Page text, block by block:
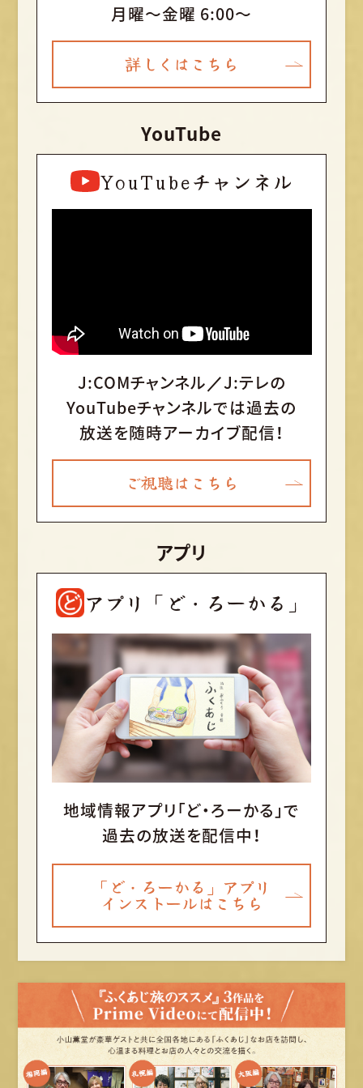
月曜〜金曜 6:00～
詳しくはこちら
YouTube
YouTubeチャンネル
J:COMチャンネル／J:テレの
YouTubeチャンネルでは過去の
放送を随時アーカイブ配信！
ご視聴はこちら
アプリ
アプリ「ど・ろーかる」
地域情報アプリ「ど・ろーかる」で
過去の放送を配信中！
「ど・ろーかる」アプリ
インストールはこちら